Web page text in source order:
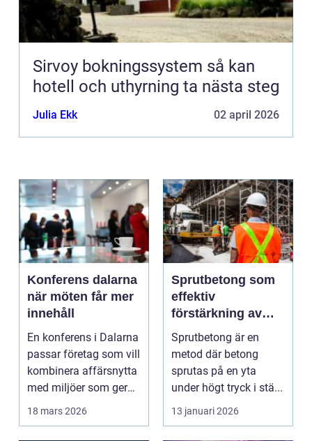
Sirvoy bokningssystem så kan
hotell och uthyrning ta nästa steg
Julia Ekk 02 april 2026
Konferens dalarna
när möten får mer
innehåll
En konferens i Dalarna
passar företag som vill
kombinera affärsnytta
med miljöer som ger
lugn, fokus...
18 mars 2026
Sprutbetong som
effektiv
förstärkning av
berg och betong
Sprutbetong är en
metod där betong
sprutas på en yta
under högt tryck i stä...
13 januari 2026